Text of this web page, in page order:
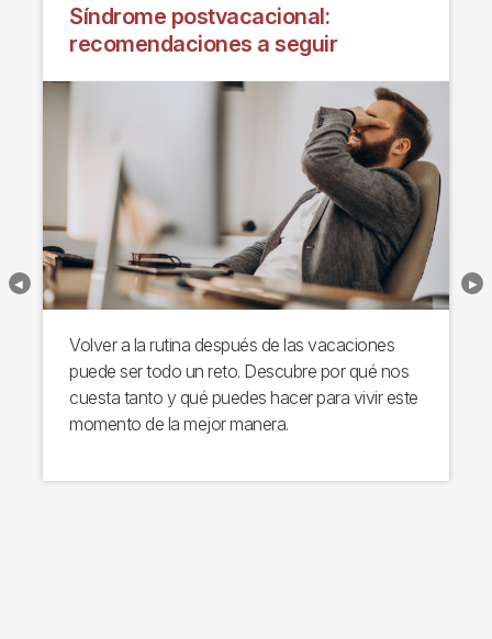
Síndrome postvacacional:
recomendaciones a seguir
Volver a la rutina después de las vacaciones
puede ser todo un reto. Descubre por qué nos
cuesta tanto y qué puedes hacer para vivir este
momento de la mejor manera.